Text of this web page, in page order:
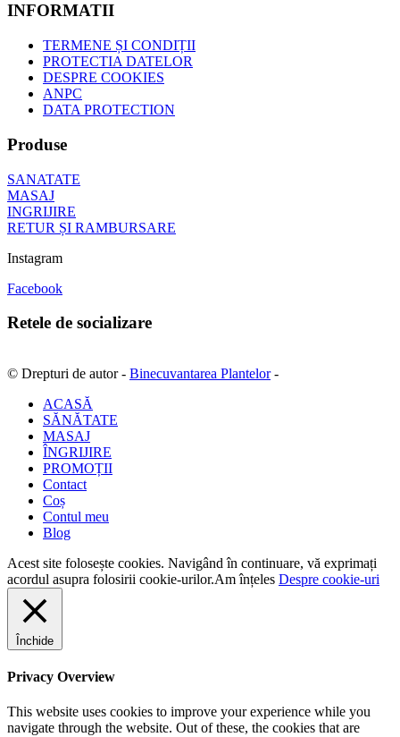
INFORMATII
TERMENE ȘI CONDIȚII
PROTECTIA DATELOR
DESPRE COOKIES
ANPC
DATA PROTECTION
Produse
SANATATE
MASAJ
INGRIJIRE
RETUR ȘI RAMBURSARE
Instagram
Facebook
Retele de socializare
© Drepturi de autor - Binecuvantarea Plantelor-
ACASĂ
SĂNĂTATE
MASAJ
ÎNGRIJIRE
PROMOȚII
Contact
Coș
Contul meu
Blog
Acest site folosește cookies. Navigând în continuare, vă exprimați
acordul asupra folosirii cookie-urilor.Am înțeles Despre cookie-uri
Închide
Privacy Overview
This website uses cookies to improve your experience while you
navigate through the website. Out of these, the cookies that are